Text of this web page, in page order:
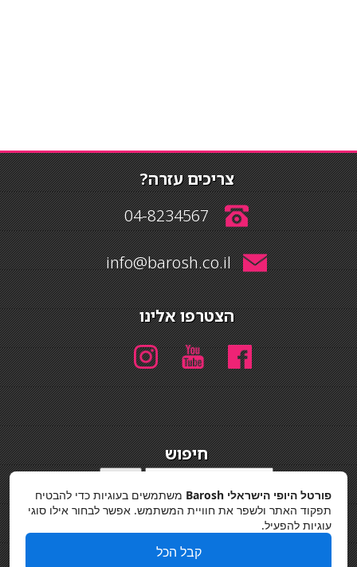
צריכים עזרה?
04-8234567
info@barosh.co.il
הצטרפו אלינו
חיפוש
מדיניות פרטיות
פורטל היופי הישראלי Barosh
משתמשים בעוגיות כדי להבטיח
תפקוד האתר ולשפר את חוויית המשתמש. אפשר לבחור אילו סוגי
עוגיות להפעיל.
קבל הכל